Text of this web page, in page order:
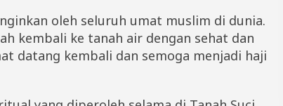
oleh seluruh umat muslim di dunia.
kembali ke tanah air dengan sehat dan
datang kembali dan semoga menjadi haji